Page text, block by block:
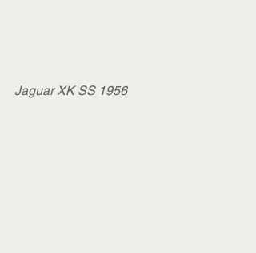
Jaguar XK SS 1956